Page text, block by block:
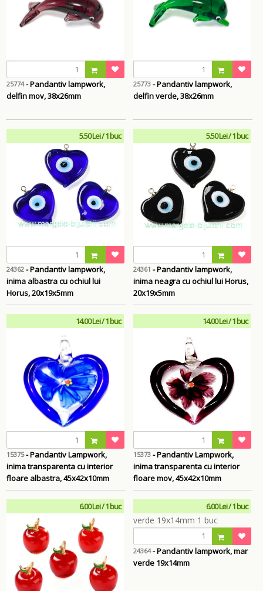
25774- Pandantiv lampwork,
delfin mov, 38x26mm
25773- Pandantiv lampwork,
delfin verde, 38x26mm
5.50 Lei / 1 buc
24362 - Pandantiv lampwork,
inima albastra cu ochiul lui
Horus, 20x19x5mm
5.50 Lei / 1 buc
24361 - Pandantiv lampwork,
inima neagra cu ochiul lui Horus,
20x19x5mm
14.00 Lei / 1 buc
15375- Pandantiv Lampwork,
inima transparenta cu interior
floare albastra, 45x42x10mm
14.00 Lei / 1 buc
15373- Pandantiv Lampwork,
inima transparenta cu interior
floare mov, 45x42x10mm
6.00 Lei / 1 buc 6.00 Lei / 1 buc
24364- Pandantiv lampwork, mar
verde 19x14mm